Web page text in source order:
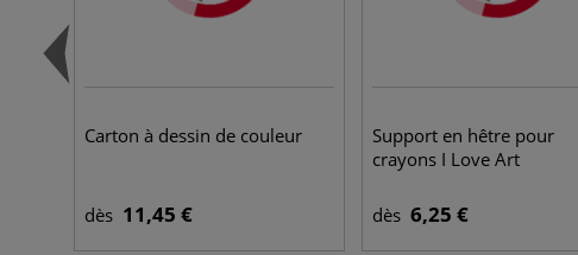
Carton à dessin de couleur
dès 11,45 €
Support en hêtre pour
crayons I Love Art
dès 6,25 €